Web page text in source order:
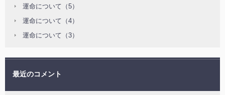
運命について（5）
運命について（4）
運命について（3）
最近のコメント